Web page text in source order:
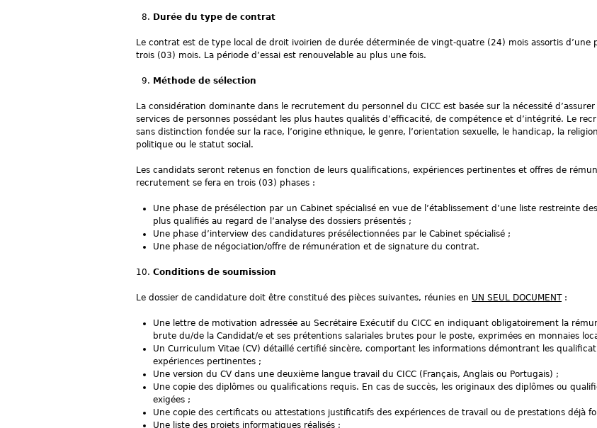
Durée du type de contrat
Le contrat est de type local de droit ivoirien de durée déterminée de vingt-quatre (24) mois assortis d’une
trois (03) mois. La période d’essai est renouvelable au plus une fois.
Méthode de sélection
La considération dominante dans le recrutement du personnel du CICC est basée sur la nécessité
services de personnes possédant les plus hautes qualités d’efficacité, de compétence et d’intégrité. Le
sans distinction fondée sur la race, l’origine ethnique, le genre, l’orientation sexuelle, le handicap, la
politique ou le statut social.
Les candidats seront retenus en fonction de leurs qualifications, expériences pertinentes et offres de
recrutement se fera en trois (03) phases :
Une phase de présélection par un Cabinet spécialisé en vue de l’établissement d’une liste restreinte
plus qualifiés au regard de l’analyse des dossiers présentés ;
Une phase d’interview des candidatures présélectionnées par le Cabinet spécialisé ;
Une phase de négociation/offre de rémunération et de signature du contrat.
Conditions de soumission
Le dossier de candidature doit être constitué des pièces suivantes, réunies en UN SEUL DOCUMENT:
Une lettre de motivation adressée au Secrétaire Exécutif du CICC en indiquant obligatoirement la
brute du/de la Candidat/e et ses prétentions salariales brutes pour le poste, exprimées en monnaies
Un Curriculum Vitae (CV) détaillé certifié sincère, comportant les informations démontrant les
expériences pertinentes ;
Une version du CV dans une deuxième langue travail du CICC (Français, Anglais ou Portugais) ;
Une copie des diplômes ou qualifications requis. En cas de succès, les originaux des diplômes ou
exigées ;
Une copie des certificats ou attestations justificatifs des expériences de travail ou de prestations déjà
Une liste des projets informatiques réalisés ;